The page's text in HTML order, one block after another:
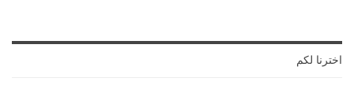
اخترنا لكم